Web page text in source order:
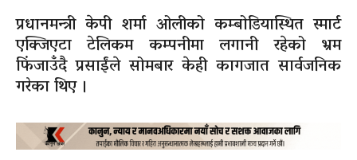
प्रधानमन्त्री केपी शर्मा ओलीको कम्बोडियास्थित स्मार्ट
एक्जिएटा टेलिकम कम्पनीमा लगानी रहेको भ्रम
फिंजाउँदै प्रसाईंले सोमबार केही कागजात सार्वजनिक
गरेका थिए ।